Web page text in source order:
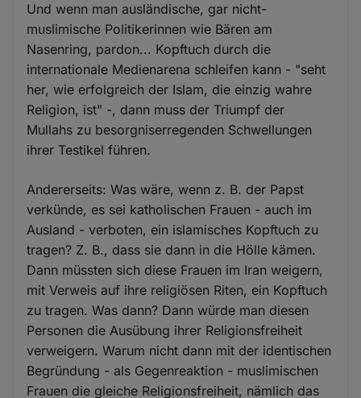
Und wenn man ausländische, gar nicht-
muslimische Politikerinnen wie Bären am
Nasenring, pardon... Kopftuch durch die
internationale Medienarena schleifen kann - "seht
her, wie erfolgreich der Islam, die einzig wahre
Religion, ist" -, dann muss der Triumpf der
Mullahs zu besorgniserregenden Schwellungen
ihrer Testikel führen.
Andererseits: Was wäre, wenn z. B. der Papst
verkünde, es sei katholischen Frauen - auch im
Ausland - verboten, ein islamisches Kopftuch zu
tragen? Z. B., dass sie dann in die Hölle kämen.
Dann müssten sich diese Frauen im Iran weigern,
mit Verweis auf ihre religiösen Riten, ein Kopftuch
zu tragen. Was dann? Dann würde man diesen
Personen die Ausübung ihrer Religionsfreiheit
verweigern. Warum nicht dann mit der identischen
Begründung - als Gegenreaktion - muslimischen
Frauen die gleiche Religionsfreiheit, nämlich das